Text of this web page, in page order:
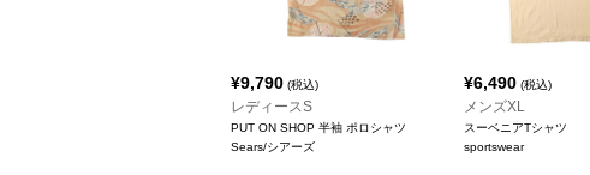
¥9,790 (税込)
レディースS
PUT ON SHOP 半袖 ポロシャツ
Sears/シアーズ
¥6,490 (税込)
メンズXL
スーベニアTシャツ
sportswear